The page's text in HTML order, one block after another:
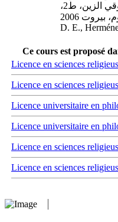
المبادئ. الأهداف، ترجمة محمد شوقي الزين، ط2،
الدار العربية للعلوم، بيروت 2006. Schleiermacher F.
D. E.,
Ce cours est proposé
Licence en sciences
Licence en sciences
Licence universitaire en
Licence universitaire en
Licence en sciences
Licence en sciences